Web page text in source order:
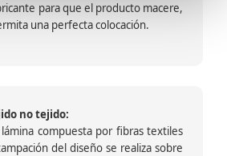
para que el producto macere,
una perfecta colocación.
no tejido:
compuesta por fibras textiles
del diseño se realiza sobre